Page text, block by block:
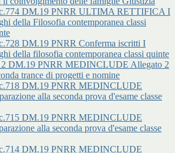
DM.19 PNRR ULTIMA RETTIFICA I
della Filosofia contemporanea classi
DM.19 PNRR Conferma iscritti I
della filosofia contemporanea classi quinte
DM.19 PNRR MEDINCLUDE Allegato 2
trance di progetti e nomine
DM.19 PNRR MEDINCLUDE
alla seconda prova d'esame classe
DM.19 PNRR MEDINCLUDE
alla seconda prova d'esame classe
DM.19 PNRR MEDINCLUDE